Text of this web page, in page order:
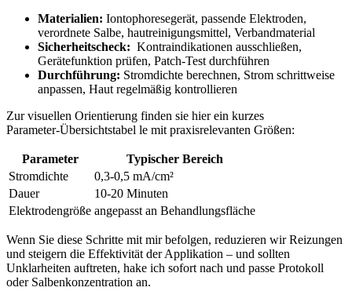
Materialien: Iontophoresegerät, passende Elektroden,
verordnete Salbe, ‍hautreinigungsmittel, Verbandmaterial
Sicherheitscheck: ​ Kontraindikationen ausschließen,
Gerätefunktion prüfen, Patch‑Test durchführen
Durchführung: Stromdichte berechnen,⁣ Strom schrittweise
anpassen, Haut regelmäßig kontrollieren
Zur ⁣visuellen⁣ Orientierung ⁤finden sie hier ein ‌kurzes
Parameter‑Übersichtstabel le mit ‌praxisrelevanten Größen:
Parameter
Typischer Bereich
Stromdichte
0,3-0,5 ​mA/cm²
Dauer
10-20 Minuten
Elektrodengröße angepasst an Behandlungsfläche
Wenn Sie diese Schritte mit mir befolgen, reduzieren wir Reizungen
‌und ⁢steigern⁣ die⁣ Effektivität⁤ der ‍Applikation – und sollten
Unklarheiten auftreten, ⁣hake ich sofort ⁣nach ‌und passe⁣ Protokoll
oder‍ Salbenkonzentration an.